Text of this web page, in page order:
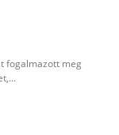
fogalmazott meg